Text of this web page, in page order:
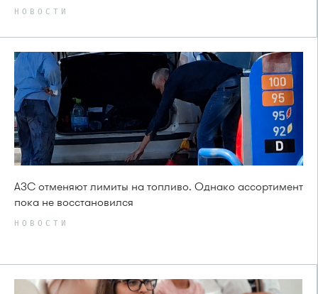
НОВОСТИ
АЗС отменяют лимиты на топливо. Однако ассортимент
пока не восстановился
НОВОСТИ